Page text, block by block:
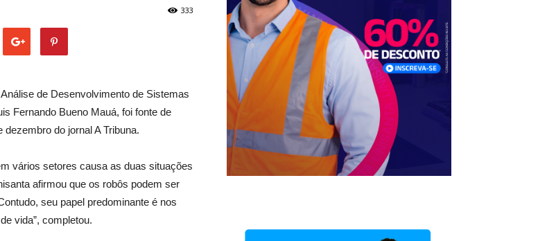
333
de Desenvolvimento de Sistemas
Fernando Bueno Mauá, foi fonte de
do jornal A Tribuna.
vários setores causa as duas situações
afirmou que os robôs podem ser
seu papel predominante é nos
vida”, completou.